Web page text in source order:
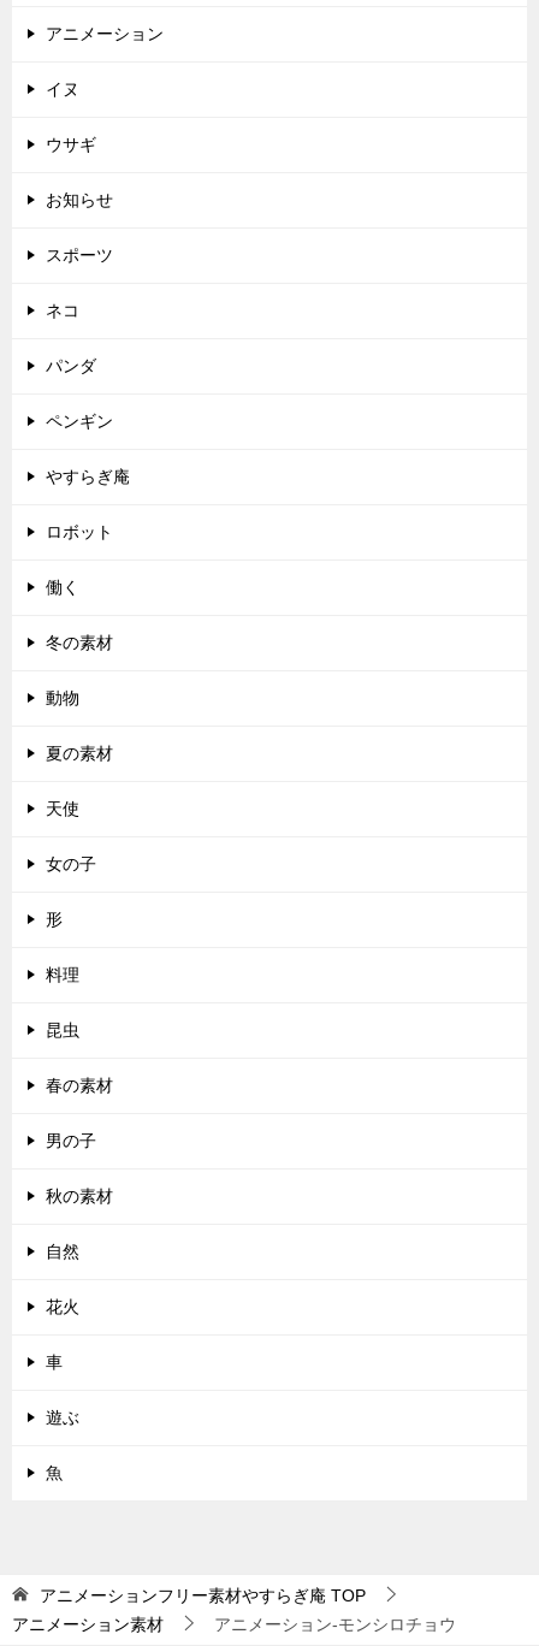
アニメーション
イヌ
ウサギ
お知らせ
スポーツ
ネコ
パンダ
ペンギン
やすらぎ庵
ロボット
働く
冬の素材
動物
夏の素材
天使
女の子
形
料理
昆虫
春の素材
男の子
秋の素材
自然
花火
車
遊ぶ
魚
アニメーションフリー素材やすらぎ庵 TOP
アニメーション素材
アニメーション-モンシロチョウ